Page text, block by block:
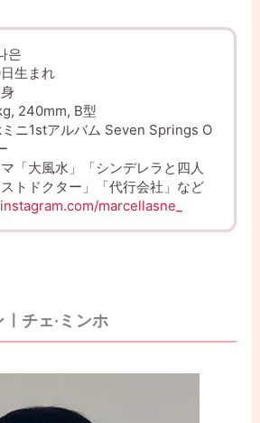
은
生まれ
240mm, B型
ニ1stアルバム Seven Springs O
「大風水」「シンデレラと四人
トドクター」「代行会社」など
marcellasne_
チェ·ミンホ